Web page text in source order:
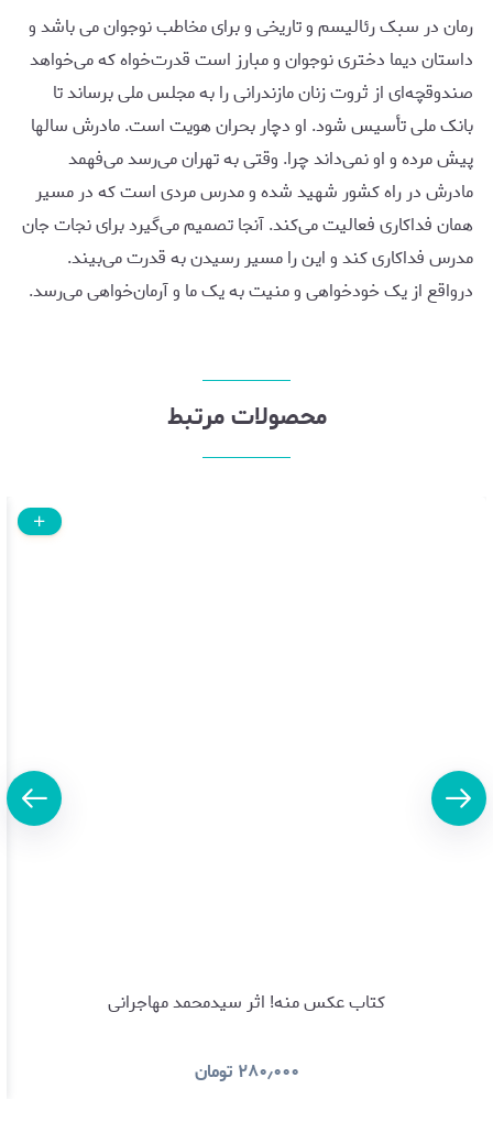
رمان در سبک رئالیسم و تاریخی و برای مخاطب نوجوان می باشد و
داستان دیما دختری نوجوان و مبارز است قدرت‌خواه که می‌خواهد
صندوقچه‌ای از ثروت زنان مازندرانی را به مجلس ملی برساند تا
بانک ملی تأسیس شود. او دچار بحران هویت است. مادرش سالها
پیش مرده و او نمی‌داند چرا. وقتی به تهران می‌رسد می‌فهمد
مادرش در راه کشور شهید شده و مدرس مردی است که در مسیر
همان فداکاری فعالیت می‌کند. آنجا تصمیم می‌گیرد برای نجات جان
مدرس فداکاری کند و این را مسیر رسیدن به قدرت می‌بیند.
درواقع از یک خودخواهی و منیت به یک ما و آرمان‌خواهی می‌رسد.
محصولات مرتبط
کتاب عکس منه! اثر سیدمحمد مهاجرانی
۲۸۰٫۰۰۰ تومان